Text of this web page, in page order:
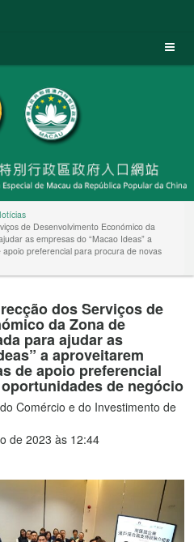
de Desenvolvimento Económico da
as empresas do “Macao Ideas” a
preferencial para procura de novas
dos Serviços de
da Zona de
para ajudar as
a aproveitarem
de apoio preferencial
de negócio
Comércio e do Investimento de
de 2023 às 12:44